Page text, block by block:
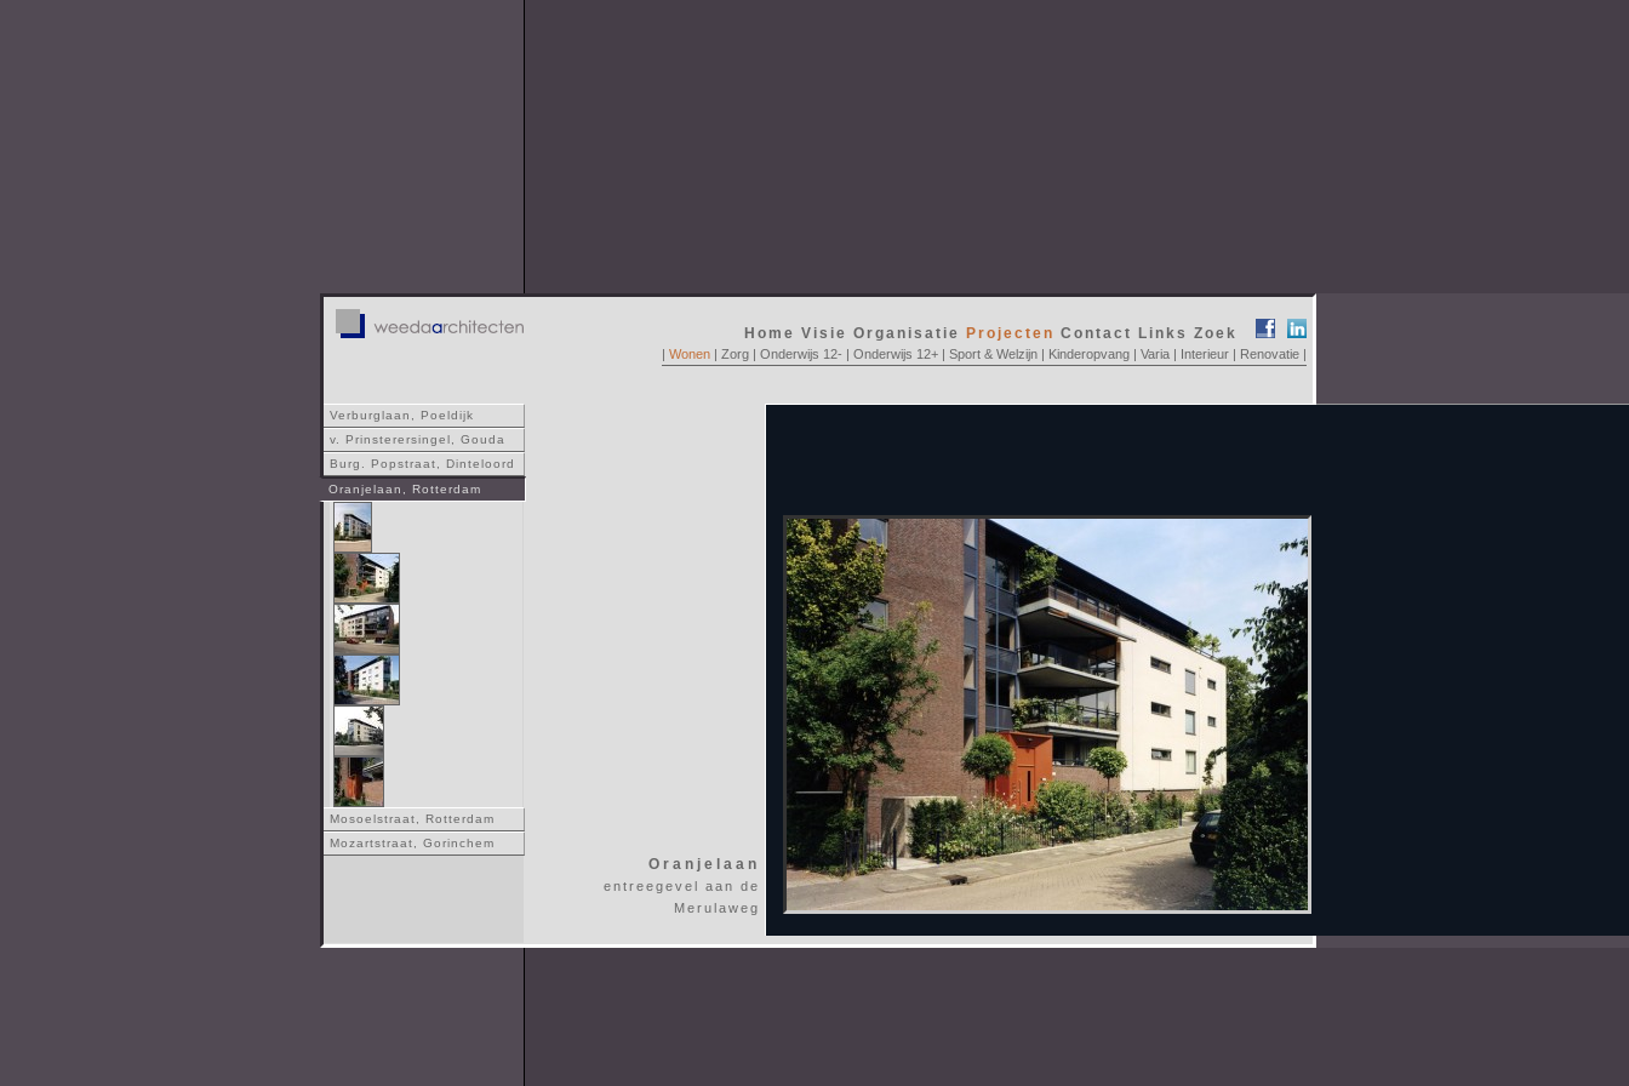
Home Visie Organisatie Projecten Contact Links Zoek
| Wonen | Zorg | Onderwijs 12- | Onderwijs 12+ | Sport & Welzijn | Kinderopvang | Varia | Interieur | Renovatie |
Verburglaan, Poeldijk
v. Prinsterersingel, Gouda
Burg. Popstraat, Dinteloord
Oranjelaan, Rotterdam
Mosoelstraat, Rotterdam
Mozartstraat, Gorinchem
Oranjelaan
entreegevel aan de
Merulaweg